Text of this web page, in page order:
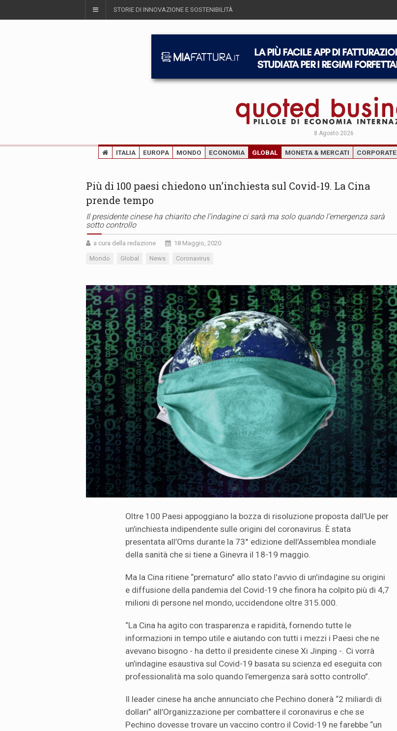
STORIE DI INNOVAZIONE E SOSTENIBILITÀ
8 Agosto 2026
ITALIA EUROPA MONDO ECONOMIA GLOBAL MONETA & MERCATI CORPORATE
Più di 100 paesi chiedono un’inchiesta sul Covid-19. La Cina
prende tempo
Il presidente cinese ha chiarito che l’indagine ci sarà ma solo quando l’emergenza sarà
sotto controllo
a cura della redazione 18 Maggio, 2020
Mondo Global News Coronavirus
Oltre 100 Paesi appoggiano la bozza di risoluzione proposta dall’Ue per
un’inchiesta indipendente sulle origini del coronavirus. È stata
presentata all’Oms durante la 73° edizione dell’Assemblea mondiale
della sanità che si tiene a Ginevra il 18-19 maggio.
Ma la Cina ritiene “prematuro" allo stato l'avvio di un'indagine su origini
e diffusione della pandemia del Covid-19 che finora ha colpito più di 4,7
milioni di persone nel mondo, uccidendone oltre 315.000.
“La Cina ha agito con trasparenza e rapidità, fornendo tutte le
informazioni in tempo utile e aiutando con tutti i mezzi i Paesi che ne
avevano bisogno - ha detto il presidente cinese Xi Jinping -. Ci vorrà
un’indagine esaustiva sul Covid-19 basata su scienza ed eseguita con
professionalità ma solo quando l’emergenza sarà sotto controllo”.
Il leader cinese ha anche annunciato che Pechino donerà “2 miliardi di
dollari” all’Organizzazione per combattere il coronavirus e che se
Pechino dovesse trovare un vaccino contro il Covid-19 ne farebbe “un